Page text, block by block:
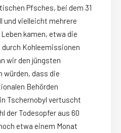
Pfsches, bei dem 31
und vielleicht mehrere
kamen, etwa die
durch Kohleemissionen
wir den jüngsten
würden, dass die
Behörden
Tschernobyl vertuscht
der Todesopfer aus 60
etwa einem Monat